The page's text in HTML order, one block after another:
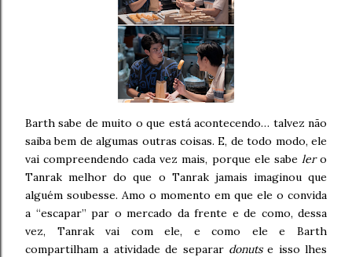
Barth sabe de muito o que está acontecendo… talvez não
saiba bem de algumas outras coisas. E, de todo modo, ele
vai compreendendo cada vez mais, porque ele sabe lero
Tanrak melhor do que o Tanrak jamais imaginou que
alguém soubesse. Amo o momento em que ele o convida
a “escapar” par o mercado da frente e de como, dessa
vez, Tanrak vai com ele, e como ele e Barth
compartilham a atividade de separar donutse isso lhes